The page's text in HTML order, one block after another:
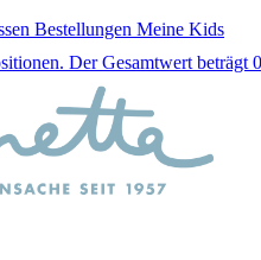
Bestellungen Meine Kids
Der Gesamtwert beträgt